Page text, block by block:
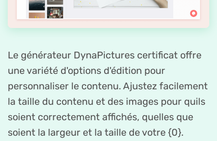
Le générateur DynaPictures certificat offre
une variété d'options d'édition pour
personnaliser le contenu. Ajustez facilement
la taille du contenu et des images pour quils
soient correctement affichés, quelles que
soient la largeur et la taille de votre {0}.